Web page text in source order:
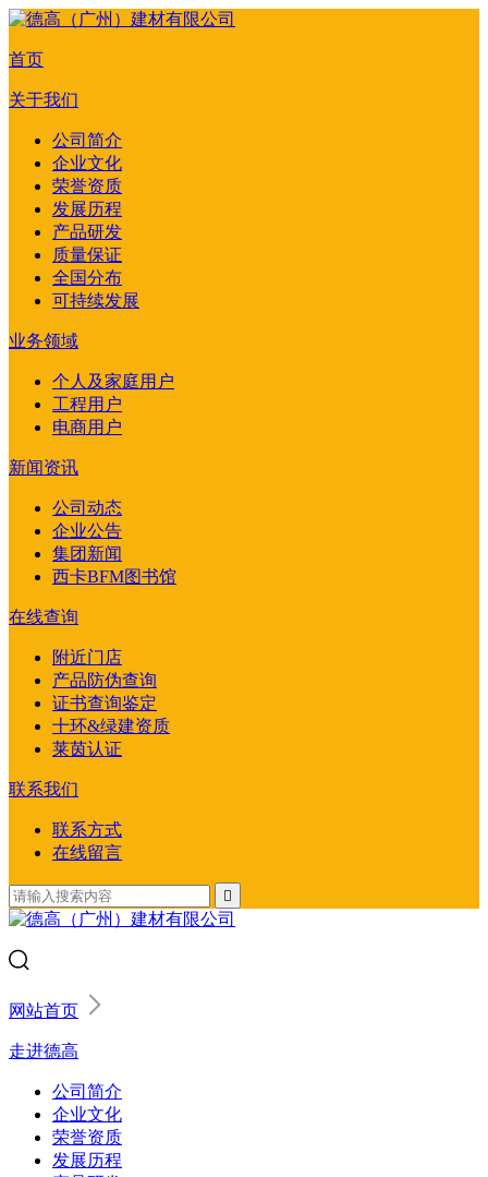
首页
关于我们
公司简介
企业文化
荣誉资质
发展历程
产品研发
质量保证
全国分布
可持续发展
业务领域
个人及家庭用户
工程用户
电商用户
新闻资讯
公司动态
企业公告
集团新闻
西卡BFM图书馆
在线查询
附近门店
产品防伪查询
证书查询鉴定
十环&绿建资质
莱茵认证
联系我们
联系方式
在线留言

网站首页
走进德高
公司简介
企业文化
荣誉资质
发展历程